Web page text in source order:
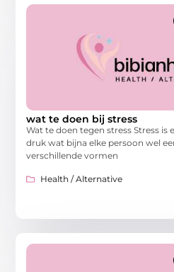
wat te doen bij stress
Wat te doen tegen stress Stress is
druk wat bijna elke persoon wel
verschillende vormen
Health / Alternative